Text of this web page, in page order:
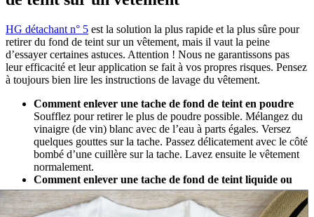
HG détachant n° 5 est la solution la plus rapide et la plus sûre pour
retirer du fond de teint sur un vêtement, mais il vaut la peine
d’essayer certaines astuces. Attention ! Nous ne garantissons pas
leur efficacité et leur application se fait à vos propres risques. Pensez
à toujours bien lire les instructions de lavage du vêtement.
Comment enlever une tache de fond de teint en poudre
Soufflez pour retirer le plus de poudre possible. Mélangez du
vinaigre (de vin) blanc avec de l’eau à parts égales. Versez
quelques gouttes sur la tache. Passez délicatement avec le côté
bombé d’une cuillère sur la tache. Lavez ensuite le vêtement
normalement.
Comment enlever une tache de fond de teint liquide ou